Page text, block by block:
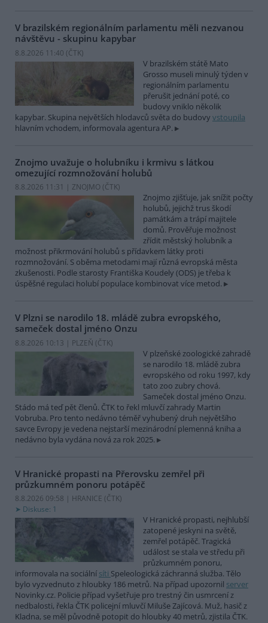
V brazilském regionálním parlamentu měli nezvanou
návštěvu - skupinu kapybar
8.8.2026 11:40 (ČTK)
V brazilském státě Mato
Grosso museli minulý týden v
regionálním parlamentu
přerušit jednání poté, co
budovy vniklo několik
kapybar. Skupina největších hlodavců světa do budovy vstoupila
hlavním vchodem, informovala agentura AP.
Znojmo uvažuje o holubníku i krmivu s látkou
omezující rozmnožování holubů
8.8.2026 11:31 | ZNOJMO (ČTK)
Znojmo zjišťuje, jak snížit počty
holubů, jejichž trus škodí
památkám a trápí majitele
domů. Prověřuje možnost
zřídit městský holubník a
možnost přikrmování holubů s přídavkem látky proti
rozmnožování. S oběma metodami mají různá evropská města
zkušenosti. Podle starosty Františka Koudely (ODS) je třeba k
úspěšné regulaci holubí populace kombinovat více metod.
V Plzni se narodilo 18. mládě zubra evropského,
sameček dostal jméno Onzu
8.8.2026 10:13 | PLZEŇ (ČTK)
V plzeňské zoologické zahradě
se narodilo 18. mládě zubra
evropského od roku 1997, kdy
tato zoo zubry chová.
Sameček dostal jméno Onzu.
Stádo má teď pět členů. ČTK to řekl mluvčí zahrady Martin
Vobruba. Pro tento nedávno téměř vyhubený druh největšího
savce Evropy je vedena nejstarší mezinárodní plemenná kniha a
nedávno byla vydána nová za rok 2025.
V Hranické propasti na Přerovsku zemřel při
průzkumném ponoru potápěč
8.8.2026 09:58 | HRANICE (ČTK)
Diskuse: 1
V Hranické propasti, nejhlubší
zatopené jeskyni na světě,
zemřel potápěč. Tragická
událost se stala ve středu při
průzkumném ponoru,
informovala na sociální síti Speleologická záchranná služba. Tělo
bylo vyzvednuto z hloubky 186 metrů. Na případ upozornil server
Novinky.cz. Policie případ vyšetřuje pro trestný čin usmrcení z
nedbalosti, řekla ČTK policejní mluvčí Miluše Zajícová. Muž, hasič z
Kladna, se měl původně potopit do hloubky 40 metrů, zjistila ČTK.